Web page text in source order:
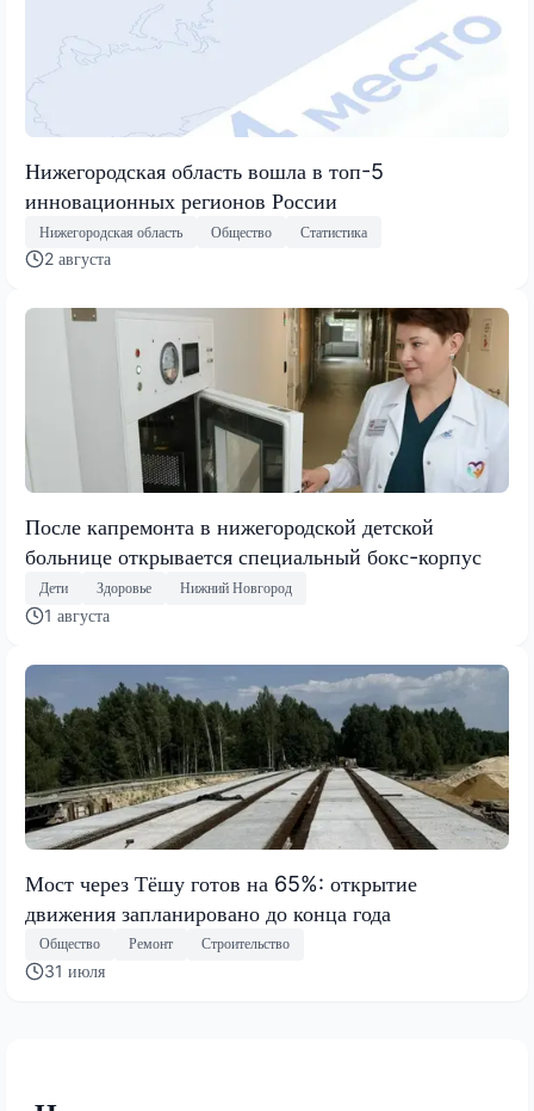
Нижегородская область вошла в топ-5
инновационных регионов России
Нижегородская область Общество Статистика
2 августа
После капремонта в нижегородской детской
больнице открывается специальный бокс-корпус
Дети Здоровье Нижний Новгород
1 августа
Мост через Тёшу готов на 65%: открытие
движения запланировано до конца года
Общество Ремонт Строительство
31 июля